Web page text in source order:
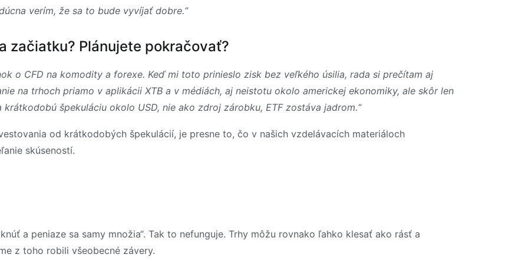
verím, že sa to bude vyvíjať dobre.“
začiatku? Plánujete pokračovať?
o CFD na komodity a forexe. Keď mi toto prinieslo zisk bez veľkého úsilia, rada si prečítam aj
na trhoch priamo v aplikácii XTB a v médiách, aj neistotu okolo americkej ekonomiky, ale skôr len
špekuláciu okolo USD, nie ako zdroj zárobku, ETF zostáva jadrom.“
od krátkodobých špekulácií, je presne to, čo v našich vzdelávacích materiáloch
skúseností.
a peniaze sa samy množia“. Tak to nefunguje. Trhy môžu rovnako ľahko klesať ako rásť a
z toho robili všeobecné závery.